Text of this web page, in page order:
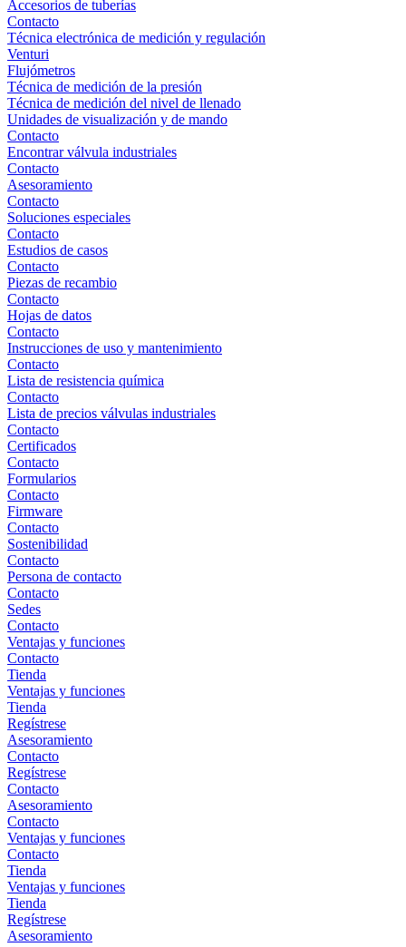
Accesorios de tuberías
Contacto
Técnica electrónica de medición y regulación
Venturi
Flujómetros
Técnica de medición de la presión
Técnica de medición del nivel de llenado
Unidades de visualización y de mando
Contacto
Encontrar válvula industriales
Contacto
Asesoramiento
Contacto
Soluciones especiales
Contacto
Estudios de casos
Contacto
Piezas de recambio
Contacto
Hojas de datos
Contacto
Instrucciones de uso y mantenimiento
Contacto
Lista de resistencia química
Contacto
Lista de precios válvulas industriales
Contacto
Certificados
Contacto
Formularios
Contacto
Firmware
Contacto
Sostenibilidad
Contacto
Persona de contacto
Contacto
Sedes
Contacto
Ventajas y funciones
Contacto
Tienda
Ventajas y funciones
Tienda
Regístrese
Asesoramiento
Contacto
Regístrese
Contacto
Asesoramiento
Contacto
Ventajas y funciones
Contacto
Tienda
Ventajas y funciones
Tienda
Regístrese
Asesoramiento